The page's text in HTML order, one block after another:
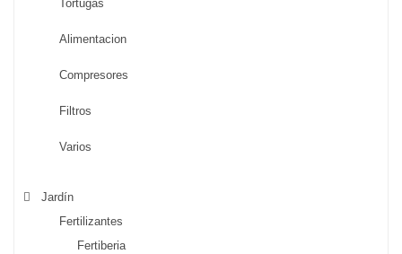
Tortugas
Alimentacion
Compresores
Filtros
Varios
Jardín
Fertilizantes
Fertiberia